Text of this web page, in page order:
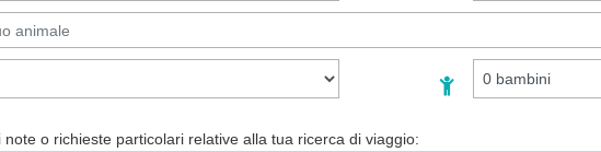
note o richieste particolari relative alla tua ricerca di viaggio: